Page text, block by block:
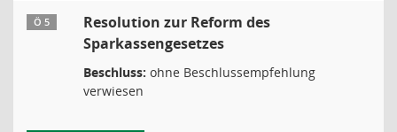
Ö 5
Resolution zur Reform des
Sparkassengesetzes
Beschluss: ohne Beschlussempfehlung
verwiesen